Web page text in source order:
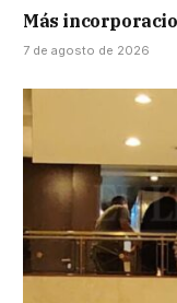
Más
7 de agosto de 2026